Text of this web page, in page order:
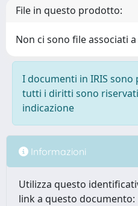
File in questo prodotto:
Non ci sono file associati
I documenti in IRIS
tutti i diritti sono
indicazione
Informazioni
Utilizza questo
link a questo documento: